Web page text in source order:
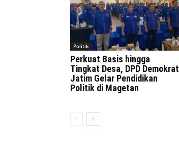
Politik
Perkuat Basis hingga
Tingkat Desa, DPD Demokrat
Jatim Gelar Pendidikan
Politik di Magetan